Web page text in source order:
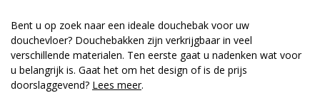
Bent u op zoek naar een ideale douchebak voor uw
douchevloer? Douchebakken zijn verkrijgbaar in veel
verschillende materialen. Ten eerste gaat u nadenken wat voor
u belangrijk is. Gaat het om het design of is de prijs
doorslaggevend? Lees meer.